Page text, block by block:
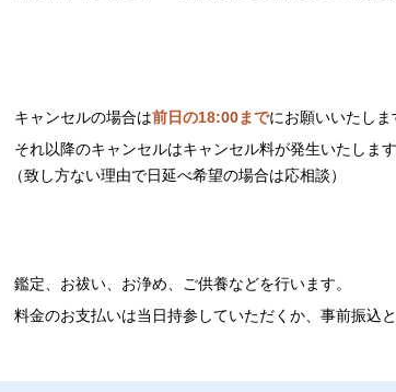
キャンセルの場合は前日の18:00までにお願いいたしま
（致し方ない理由で日延べ希望の場合は応相談）
それ以降のキャンセルはキャンセル料が発生いたします
​鑑定、お祓い、お浄め、ご供養などを行います。
料金のお支払いは当日持参していただくか、事前振込と